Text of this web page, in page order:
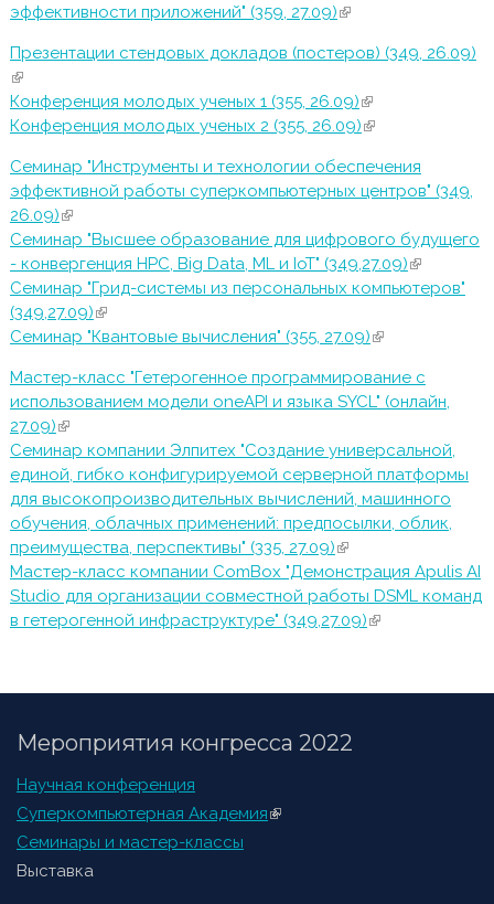
эффективности приложений" (359, 27.09)(внешняя ссылка)
Презентации стендовых докладов (постеров) (349, 26.09)
(внешняя ссылка)
Конференция молодых ученых 1 (355, 26.09)(внешняя
ссылка)
Конференция молодых ученых 2 (355, 26.09)(внешняя
Семинар "Инструменты и технологии обеспечения
эффективной работы суперкомпьютерных центров" (349,
26.09)(внешняя ссылка)
Семинар "Высшее образование для цифрового будущего
- конвергенция HPC, Big Data, ML и IoT" (349,27.09)(внешняя
ссылка)
Семинар "Грид-системы из персональных компьютеров"
(349,27.09)(внешняя ссылка)
Семинар "Квантовые вычисления" (355, 27.09)(внешняя
Мастер-класс "Гетерогенное программирование с
использованием модели oneAPI и языка SYCL" (онлайн,
27.09)(внешняя ссылка)
Семинар компании Элпитех "Создание универсальной,
единой, гибко конфигурируемой серверной платформы
для высокопроизводительных вычислений, машинного
обучения, облачных применений: предпосылки, облик,
преимущества, перспективы" (335, 27.09)(внешняя ссылка)
Мастер-класс компании ComBox "Демонстрация Apulis AI
Studio для организации совместной работы DSML команд
в гетерогенной инфраструктуре" (349,27.09)(внешняя
Мероприятия конгресса 2022
Научная конференция
Суперкомпьютерная Академия(внешняя ссылка)
Семинары и мастер-классы
Выставка